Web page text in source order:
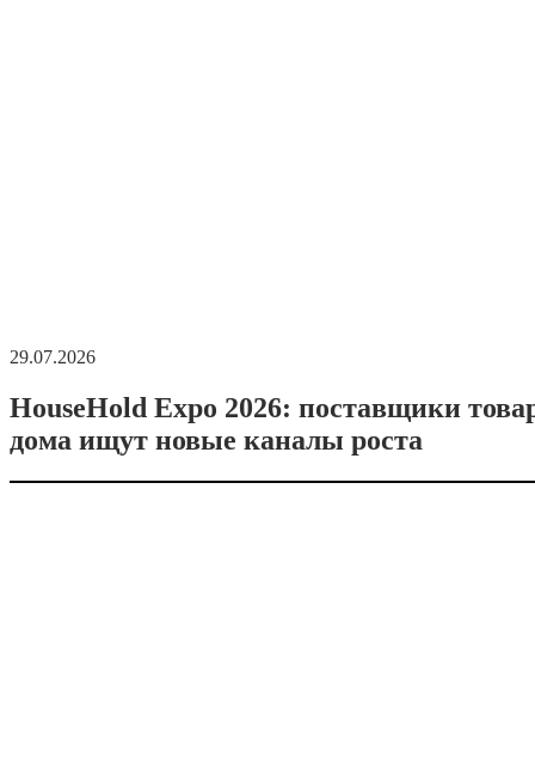
29.07.2026
HouseHold Expo 2026: поставщики
дома ищут новые каналы роста